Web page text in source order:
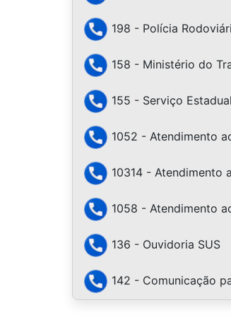
198 - Polícia
158 - Ministério do
155 - Serviço Estadual
1052 - Atendimento
10314 - Atendimento
1058 - Atendimento
136 - Ouvidoria SUS
142 - Comunicação